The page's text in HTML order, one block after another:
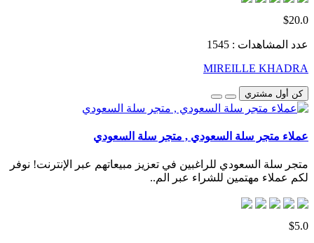
$20.0
عدد المشاهدات : 1545
MIREILLE KHADRA
كن أول مشتري
عملاء متجر سلة السعودي , متجر سلة السعودي
متجر سلة السعودي للراغبين في تعزيز مبيعاتهم عبر الإنترنت! نوفر
لكم عملاء مهتمين للشراء عبر الم..
$5.0